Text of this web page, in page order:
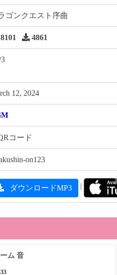
ゴンクエスト序曲
8101 4861
12, 2024
on123
ダウンロードMP3 |
ム 音